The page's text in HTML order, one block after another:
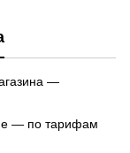
—
— по тарифам